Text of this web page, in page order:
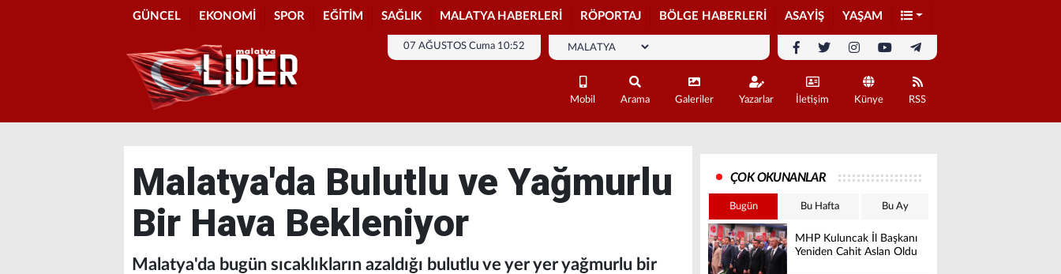
GÜNCEL EKONOMİ SPOR EĞİTİM SAĞLIK MALATYA HABERLERİ RÖPORTAJ BÖLGE HABERLERİ ASAYİŞ YAŞAM
07 AĞUSTOS Cuma 10:52
Mobil Arama Galeriler Yazarlar İletişim Künye RSS
Malatya'da Bulutlu ve Yağmurlu
Bir Hava Bekleniyor
Malatya'da bugün sıcaklıkların azaldığı bulutlu ve yer yer yağmurlu bir
ÇOK OKUNANLAR
Bugün Bu Hafta Bu Ay
MHP Kuluncak İl Başkanı
Yeniden Cahit Aslan Oldu